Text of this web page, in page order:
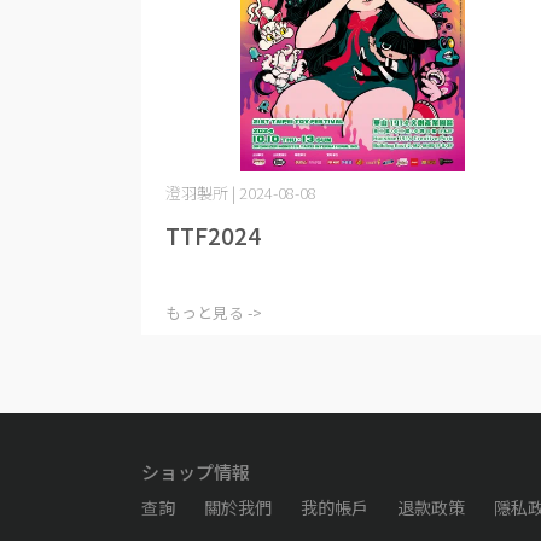
澄羽製所 | 2024-08-08
TTF2024
もっと見る ->
ショップ情報
查詢 關於我們 我的帳戶 退款政策 隱私